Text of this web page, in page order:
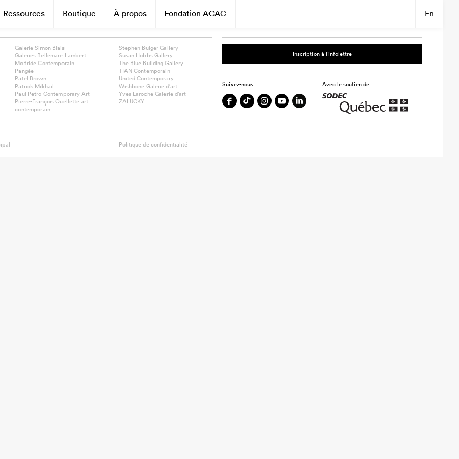
Ressources Boutique À propos Fondation AGAC En
Galerie Simon Blais
Galeries Bellemare Lambert
McBride Contemporain
Pangée
Patel Brown
Patrick Mikhail
Paul Petro Contemporary Art
Pierre-François Ouellette art
contemporain
Stephen Bulger Gallery
Susan Hobbs Gallery
The Blue Building Gallery
TIAN Contemporain
United Contemporary
Wishbone Galerie d’art
Yves Laroche Galerie d’art
ZALUCKY
Inscription à l’infolettre
Suivez-nous Avec le soutien de
Politique de confidentialité